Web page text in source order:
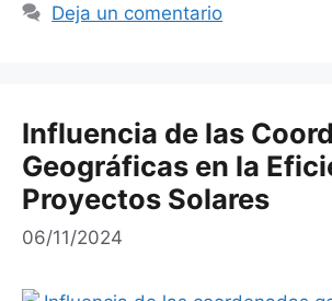
Deja un comentario
Influencia de las
Geográficas en la
Proyectos Solares
06/11/2024